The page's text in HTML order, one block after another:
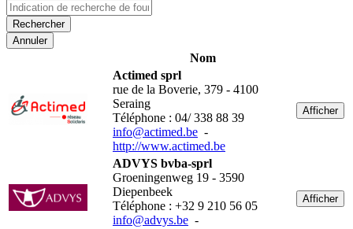
Annuler
Nom
Actimed sprl
rue de la Boverie, 379 - 4100
Seraing
Téléphone : 04/ 338 88 39
info@actimed.be -
http://www.actimed.be
Afficher
ADVYS bvba-sprl
Groeningenweg 19 - 3590
Diepenbeek
Téléphone : +32 9 210 56 05
info@advys.be -
Afficher